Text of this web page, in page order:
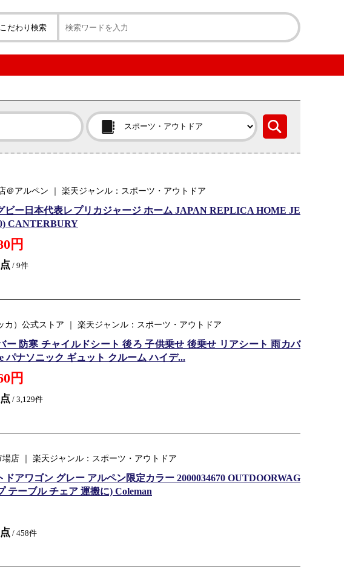
こだわり検索
＠アルペン ｜ 楽天ジャンル：スポーツ・アウトドア
ビー日本代表レプリカジャージ ホーム JAPAN REPLICA HOME JE
CANTERBURY
円
/ 9件
カ）公式ストア ｜ 楽天ジャンル：スポーツ・アウトドア
ー 防寒 チャイルドシート 後ろ 子供乗せ 後乗せ リアシート 雨カバ
パナソニック ギュット クルーム ハイデ...
円
/ 3,129件
場店 ｜ 楽天ジャンル：スポーツ・アウトドア
ドアワゴン グレー アルペン限定カラー 2000034670 OUTDOORWAG
テーブル チェア 運搬に) Coleman
/ 458件